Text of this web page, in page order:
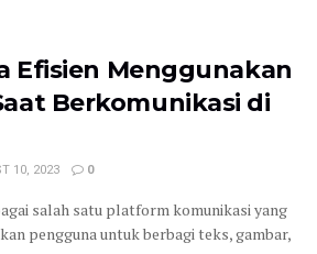
Efisien Menggunakan
Berkomunikasi di
10, 2023 0
salah satu platform komunikasi yang
pengguna untuk berbagi teks, gambar,